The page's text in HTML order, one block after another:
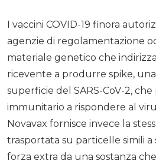
I vaccini COVID-19 finora
agenzie di regolamentazione
materiale genetico che
ricevente a produrre spike,
superficie del SARS-CoV-2,
immunitario a rispondere al
Novavax fornisce invece la
trasportata su particelle simili a
forza extra da una sostanza